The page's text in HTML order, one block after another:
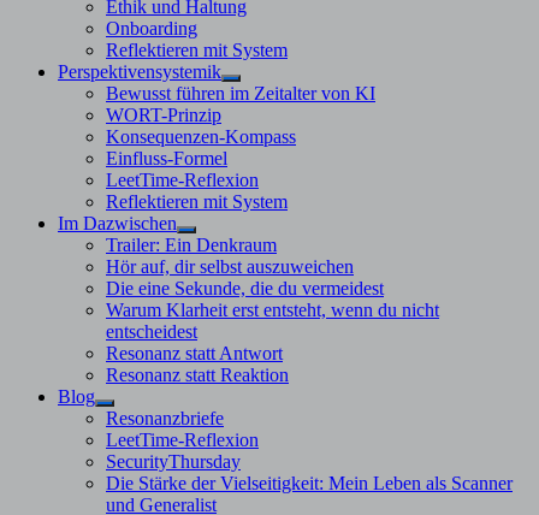
Ethik und Haltung
Onboarding
Reflektieren mit System
Perspektivensystemik
Untermenü
anzeigen
Bewusst führen im Zeitalter von KI
WORT-Prinzip
Konsequenzen-Kompass
Einfluss-Formel
LeetTime-Reflexion
Reflektieren mit System
Im Dazwischen
Untermenü
anzeigen
Trailer: Ein Denkraum
Hör auf, dir selbst auszuweichen
Die eine Sekunde, die du vermeidest
Warum Klarheit erst entsteht, wenn du nicht
entscheidest
Resonanz statt Antwort
Resonanz statt Reaktion
Blog
Untermenü
anzeigen
Resonanzbriefe
LeetTime-Reflexion
SecurityThursday
Die Stärke der Vielseitigkeit: Mein Leben als Scanner
und Generalist